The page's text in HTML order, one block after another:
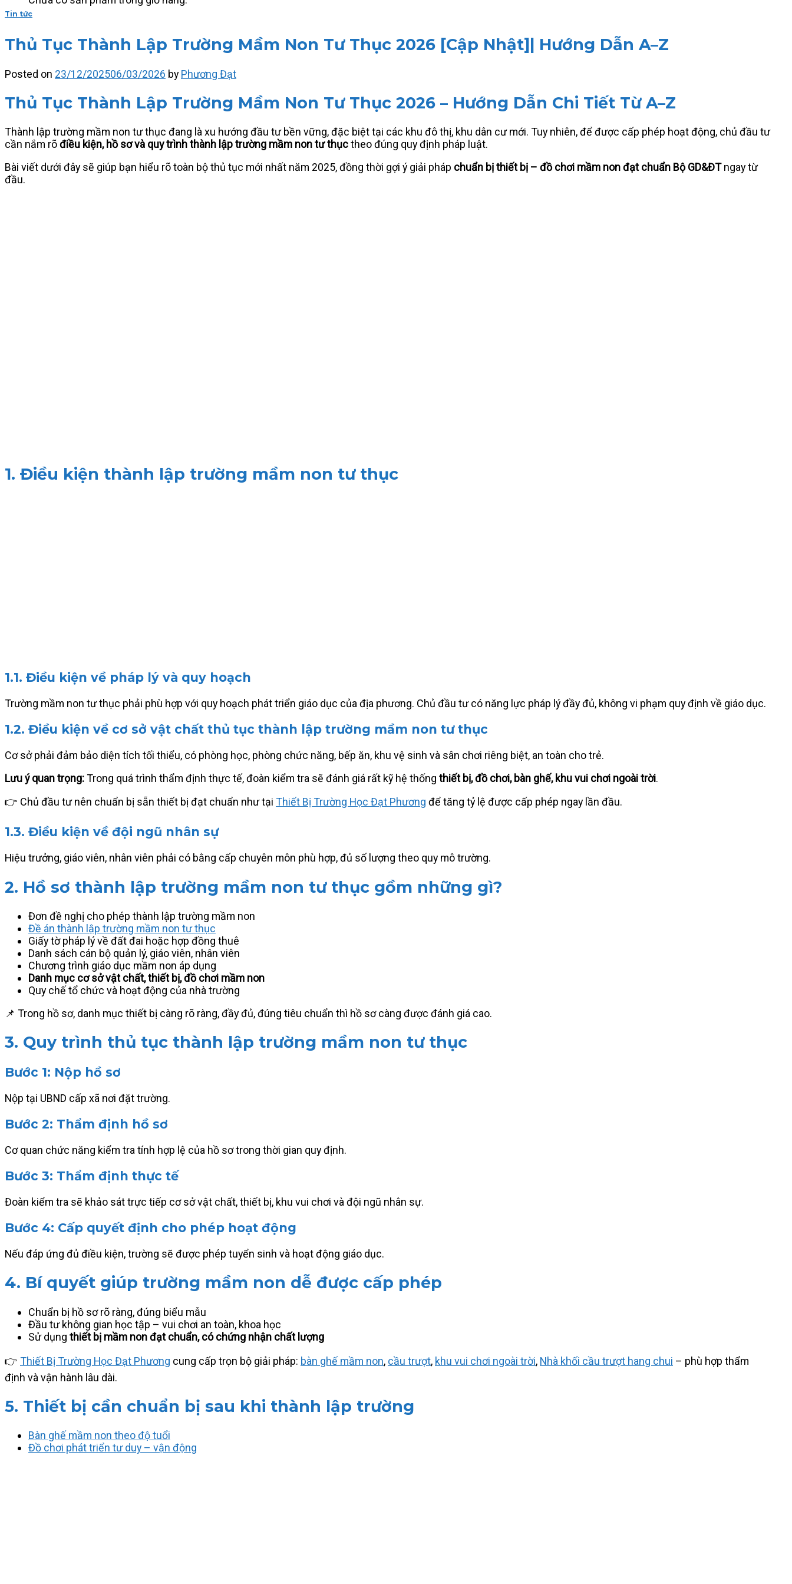
Tin tức
Thủ Tục Thành Lập Trường Mầm Non Tư Thục 2026 [Cập Nhật]| Hướng Dẫn A–Z
Posted on 23/12/202506/03/2026 by Phương Đạt
Thủ Tục Thành Lập Trường Mầm Non Tư Thục 2026 – Hướng Dẫn Chi Tiết Từ A–Z
Thành lập trường mầm non tư thục đang là xu hướng đầu tư bền vững, đặc biệt tại các khu đô thị, khu dân cư mới. Tuy nhiên, để được cấp phép hoạt động, chủ đầu tư
cần nắm rõđiều kiện, hồ sơ và quy trình thành lập trường mầm non tư thụctheo đúng quy định pháp luật.
Bài viết dưới đây sẽ giúp bạn hiểu rõ toàn bộ thủ tục mới nhất năm 2025, đồng thời gợi ý giải pháp chuẩn bị thiết bị – đồ chơi mầm non đạt chuẩn Bộ GD&ĐTngay từ
đầu.
1. Điều kiện thành lập trường mầm non tư thục
1.1. Điều kiện về pháp lý và quy hoạch
Trường mầm non tư thục phải phù hợp với quy hoạch phát triển giáo dục của địa phương. Chủ đầu tư có năng lực pháp lý đầy đủ, không vi phạm quy định về giáo dục.
1.2. Điều kiện về cơ sở vật chất thủ tục thành lập trường mầm non tư thục
Cơ sở phải đảm bảo diện tích tối thiểu, có phòng học, phòng chức năng, bếp ăn, khu vệ sinh và sân chơi riêng biệt, an toàn cho trẻ.
Lưu ý quan trọng: Trong quá trình thẩm định thực tế, đoàn kiểm tra sẽ đánh giá rất kỹ hệ thống thiết bị, đồ chơi, bàn ghế, khu vui chơi ngoài trời.
👉 Chủ đầu tư nên chuẩn bị sẵn thiết bị đạt chuẩn như tại Thiết Bị Trường Học Đạt Phương để tăng tỷ lệ được cấp phép ngay lần đầu.
1.3. Điều kiện về đội ngũ nhân sự
Hiệu trưởng, giáo viên, nhân viên phải có bằng cấp chuyên môn phù hợp, đủ số lượng theo quy mô trường.
2. Hồ sơ thành lập trường mầm non tư thục gồm những gì?
Đơn đề nghị cho phép thành lập trường mầm non
Đề án thành lập trường mầm non tư thục
Giấy tờ pháp lý về đất đai hoặc hợp đồng thuê
Danh sách cán bộ quản lý, giáo viên, nhân viên
Chương trình giáo dục mầm non áp dụng
Danh mục cơ sở vật chất, thiết bị, đồ chơi mầm non
Quy chế tổ chức và hoạt động của nhà trường
📌 Trong hồ sơ, danh mục thiết bị càng rõ ràng, đầy đủ, đúng tiêu chuẩn thì hồ sơ càng được đánh giá cao.
3. Quy trình thủ tục thành lập trường mầm non tư thục
Bước 1: Nộp hồ sơ
Nộp tại UBND cấp xã nơi đặt trường.
Bước 2: Thẩm định hồ sơ
Cơ quan chức năng kiểm tra tính hợp lệ của hồ sơ trong thời gian quy định.
Bước 3: Thẩm định thực tế
Đoàn kiểm tra sẽ khảo sát trực tiếp cơ sở vật chất, thiết bị, khu vui chơi và đội ngũ nhân sự.
Bước 4: Cấp quyết định cho phép hoạt động
Nếu đáp ứng đủ điều kiện, trường sẽ được phép tuyển sinh và hoạt động giáo dục.
4. Bí quyết giúp trường mầm non dễ được cấp phép
Chuẩn bị hồ sơ rõ ràng, đúng biểu mẫu
Đầu tư không gian học tập – vui chơi an toàn, khoa học
Sử dụng thiết bị mầm non đạt chuẩn, có chứng nhận chất lượng
👉 Thiết Bị Trường Học Đạt Phương cung cấp trọn bộ giải pháp: bàn ghế mầm non, cầu trượt, khu vui chơi ngoài trời, Nhà khối cầu trượt hang chui – phù hợp thẩm
định và vận hành lâu dài.
5. Thiết bị cần chuẩn bị sau khi thành lập trường
Bàn ghế mầm non theo độ tuổi
Đồ chơi phát triển tư duy – vận động